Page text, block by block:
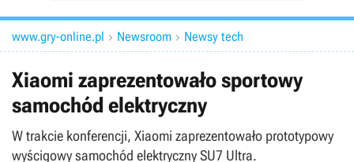
www.gry-online.pl  Newsroom  Newsy tech
Xiaomi zaprezentowało sportowy
samochód elektryczny
W trakcie konferencji, Xiaomi zaprezentowało prototypowy
wyścigowy samochód elektryczny SU7 Ultra.